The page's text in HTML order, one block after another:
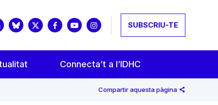
SUBSCRIU-TE
Connecta’t a l’IDHC
Compartir aquesta pàgina